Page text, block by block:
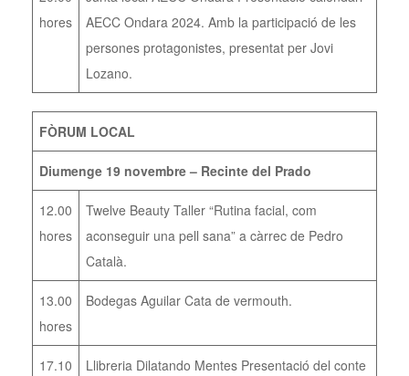
hores
AECC Ondara 2024. Amb la participació de les
persones protagonistes, presentat per Jovi
Lozano.
FÒRUM LOCAL
Diumenge 19 novembre – Recinte del Prado
12.00
hores
Twelve Beauty Taller “Rutina facial, com
aconseguir una pell sana” a càrrec de Pedro
Català.
13.00
hores
Bodegas Aguilar Cata de vermouth.
17.10
Llibreria Dilatando Mentes Presentació del conte